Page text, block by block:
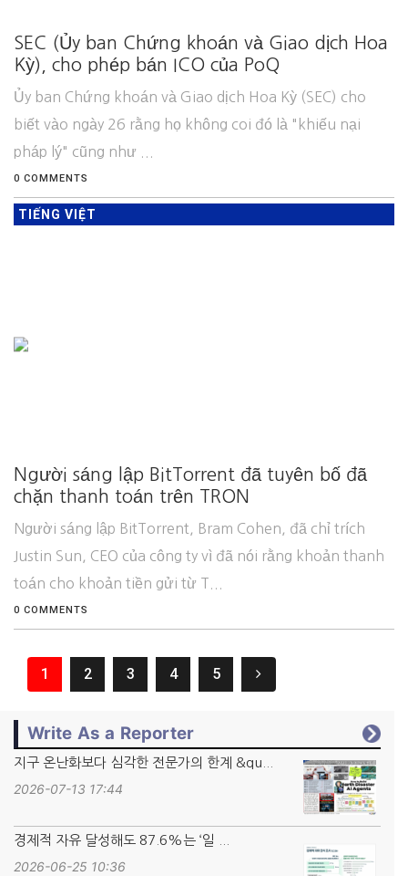
SEC (Ủy ban Chứng khoán và Giao dịch Hoa
Kỳ), cho phép bán ICO của PoQ
Ủy ban Chứng khoán và Giao dịch Hoa Kỳ (SEC) cho
biết vào ngày 26 rằng họ không coi đó là "khiếu nại
pháp lý" cũng như ...
0 COMMENTS
TIẾNG VIỆT
Người sáng lập BitTorrent đã tuyên bố đã
chặn thanh toán trên TRON
Người sáng lập BitTorrent, Bram Cohen, đã chỉ trích
Justin Sun, CEO của công ty vì đã nói rằng khoản thanh
toán cho khoản tiền gửi từ T...
0 COMMENTS
1 2 3 4 5
Write As a Reporter
지구 온난화보다 심각한 전문가의 한계 &qu...
2026-07-13 17:44
경제적 자유 달성해도 87.6%는 ‘일 ...
2026-06-25 10:36